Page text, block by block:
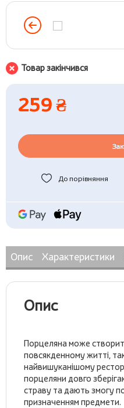
Товар закінчився
259 ₴
До порівняння
Опис Характеристики
Опис
Порцеляна може
повсякденному житті,
найвишуканішому
порцеляни довго
страву та дають змогу
призначенням предмети.